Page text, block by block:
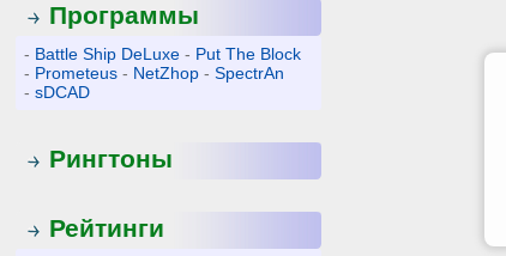
Программы
- Battle Ship DeLuxe - Put The Block
- Prometeus - NetZhop -SpectrAn
-sDCAD
Рингтоны
Рейтинги